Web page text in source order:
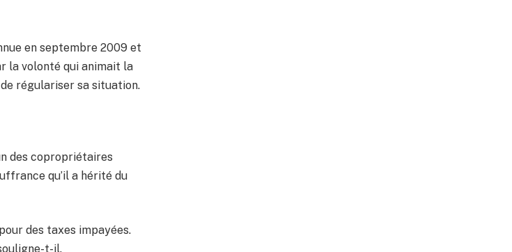
en septembre 2009 et
la volonté qui animait la
régulariser sa situation.
des copropriétaires
qu’il a hérité du
des taxes impayées.
t-il.